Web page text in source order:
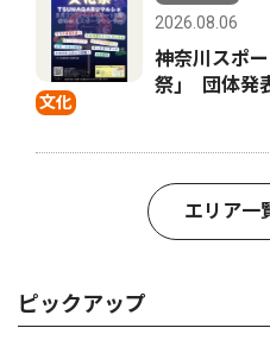
文化
2026.08.06
神奈川スポ
祭｣ 団体発
エリア一
ピックアップ